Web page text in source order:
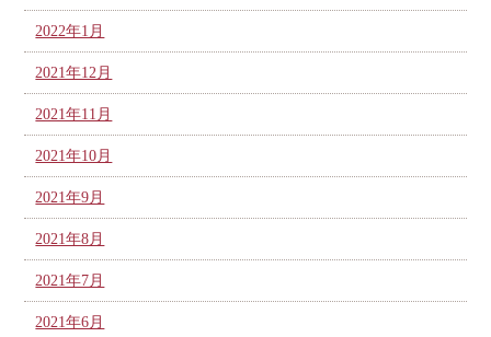
2022年1月
2021年12月
2021年11月
2021年10月
2021年9月
2021年8月
2021年7月
2021年6月